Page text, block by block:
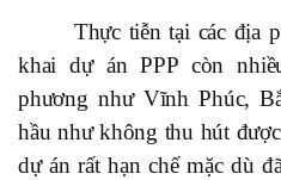
Thực tiễn tại các địa
khai dự án PPP còn
phương như Vĩnh Phúc,
hầu như không thu hút
dự án rất hạn chế mặc dù